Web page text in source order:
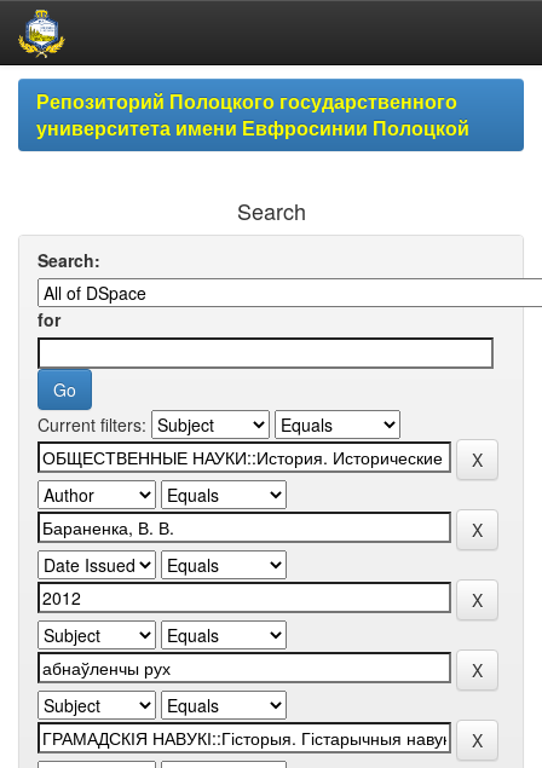
Skip
navigationРепозиторий Полоцкого государственного
университета имени Евфросинии Полоцкой
Search
Search:
for
Current filters: